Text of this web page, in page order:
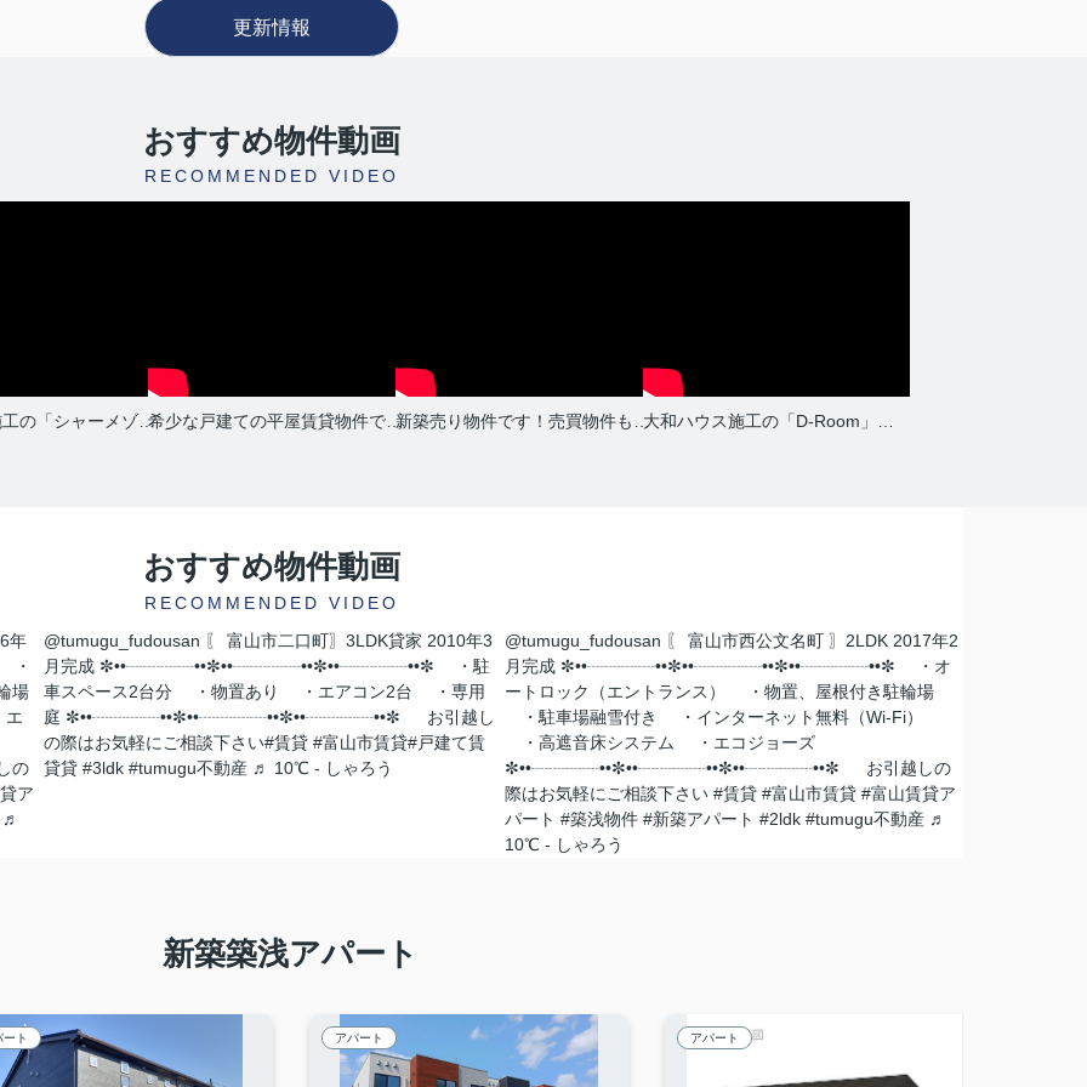
番３４号
歩18分
更新情報
おすすめ物件動画
RECOMMENDED VIDEO
積水ハウス施工の「シャーメゾン」です！積水ハウスさんの物件は本当にすごいなー！！ 希少な戸建ての平屋賃貸物件です！なかなか巡り合えないかもしれませんが、是非お問い合わせください！ 新築売り物件です！売買物件も多数取り揃えております！お問い合わせください！
おすすめ物件動画
RECOMMENDED VIDEO
年
・
場
の
ア
♬
@tumugu_fudousan 〖 富山市二口町〗3LDK貸家 2010年3
月完成 ✼••┈┈┈┈••✼••┈┈┈┈••✼••┈┈┈┈••✼ ・駐
車スペース2台分 ・物置あり ・エアコン2台 ・専用
庭 ✼••┈┈┈┈••✼••┈┈┈┈••✼••┈┈┈┈••✼ お引越し
の際はお気軽にご相談下さい#賃貸 #富山市賃貸#戸建て賃
貸貸 #3ldk #tumugu不動産 ♬ 10℃ - しゃろう
@tumugu_fudousan 〖 富山市西公文名町 〗2LDK 2017年2
月完成 ✼••┈┈┈┈••✼••┈┈┈┈••✼••┈┈┈┈••✼ ・オ
ートロック（エントランス） ・物置、屋根付き駐輪場
・駐車場融雪付き ・インターネット無料（Wi-Fi）
・高遮音床システム ・エコジョーズ
✼••┈┈┈┈••✼••┈┈┈┈••✼••┈┈┈┈••✼ お引越しの
際はお気軽にご相談下さい #賃貸 #富山市賃貸 #富山賃貸ア
パート #築浅物件 #新築アパート #2ldk #tumugu不動産 ♬
10℃ - しゃろう
新築築浅アパート
ート アパート アパート